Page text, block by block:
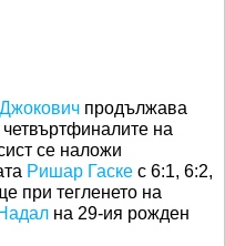
продължава
четвъртфиналите на
се наложи
Ришар Гаске с 6:1, 6:2,
при тегленето на
на 29-ия рожден